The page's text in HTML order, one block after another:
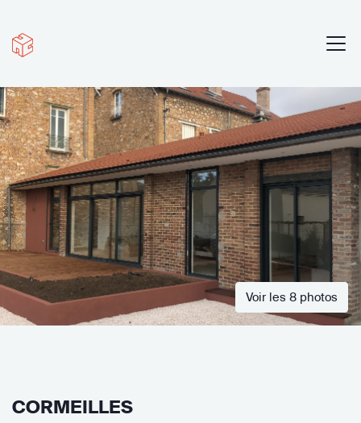
Voir les 8 photos
CORMEILLES